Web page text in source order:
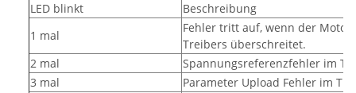
LED blinkt
Beschreibung
1 mal
Fehler tritt auf, wenn der
Treibers überschreitet.
2 mal
Spannungsreferenzfehler im
3 mal
Parameter Upload Fehler im